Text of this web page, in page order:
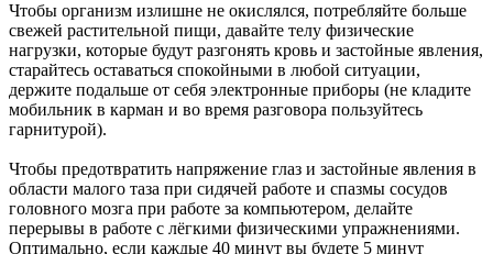
Чтобы организм излишне не окислялся, потребляйте больше
свежей растительной пищи, давайте телу физические
нагрузки, которые будут разгонять кровь и застойные явления,
старайтесь оставаться спокойными в любой ситуации,
держите подальше от себя электронные приборы (не кладите
мобильник в карман и во время разговора пользуйтесь
гарнитурой).
Чтобы предотвратить напряжение глаз и застойные явления в
области малого таза при сидячей работе и спазмы сосудов
головного мозга при работе за компьютером, делайте
перерывы в работе с лёгкими физическими упражнениями.
Оптимально, если каждые 40 минут вы будете 5 минут